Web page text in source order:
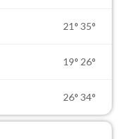
21° 35°
19° 26°
26° 34°